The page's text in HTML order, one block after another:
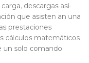
descargas así­
que asisten an una
prestaciones
cálculos matemáticos
solo comando.